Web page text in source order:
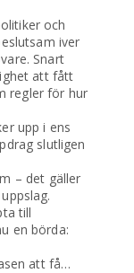
och
iver
Snart
att fått
regler för hur
upp i ens
slutligen
– det gäller
till
en börda:
att få…